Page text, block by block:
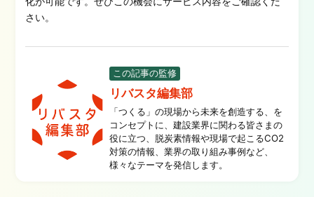
さい。
この記事の監修
リバスタ編集部
「つくる」の現場から未来を創造する、を
コンセプトに、建設業界に関わる皆さまの
役に立つ、脱炭素情報や現場で起こるCO2
対策の情報、業界の取り組み事例など、
様々なテーマを発信します。